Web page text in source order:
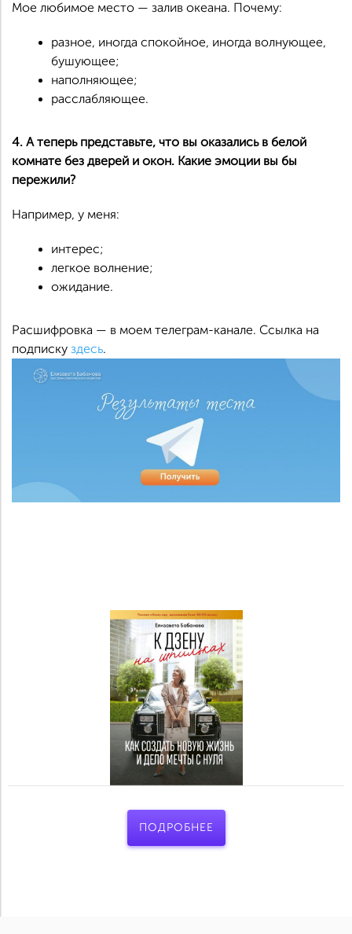
Мое любимое место — залив океана. Почему:
разное, иногда спокойное, иногда волнующее,
бушующее;
наполняющее;
расслабляющее.
4. А теперь представьте, что вы оказались в белой
комнате без дверей и окон. Какие эмоции вы бы
пережили?
Например, у меня:
интерес;
легкое волнение;
ожидание.
Расшифровка — в моем телеграм-канале. Ссылка на
подписку здесь.
ПОДРОБНЕЕ